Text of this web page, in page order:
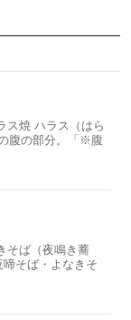
ス焼 ハラス（はら
腹の部分。「※腹
そば（夜鳴き蕎
そば・よなきそ